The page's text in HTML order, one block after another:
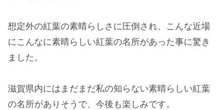
想定外の紅葉の素晴らしさに圧倒され、こんな近場
にこんなに素晴らしい紅葉の名所があった事に驚き
ました。
滋賀県内にはまだまだ私の知らない素晴らしい紅葉
の名所がありそうで、今後も楽しみです。